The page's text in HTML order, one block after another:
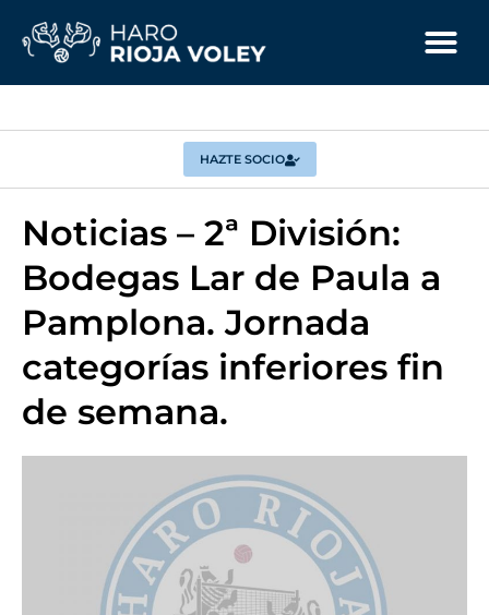
HAZTE SOCIO
Noticias – 2ª División:
Bodegas Lar de Paula a
Pamplona. Jornada
categorías inferiores fin
de semana.